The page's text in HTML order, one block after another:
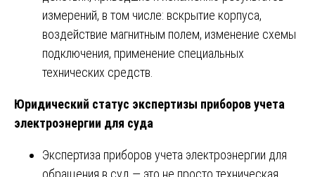
измерений, в том числе: вскрытие корпуса,
воздействие магнитным полем, изменение схемы
подключения, применение специальных
технических средств.
Юридический статус экспертизы приборов учета
электроэнергии для суда
Экспертиза приборов учета электроэнергии для
обращения в суд — это не просто техническая